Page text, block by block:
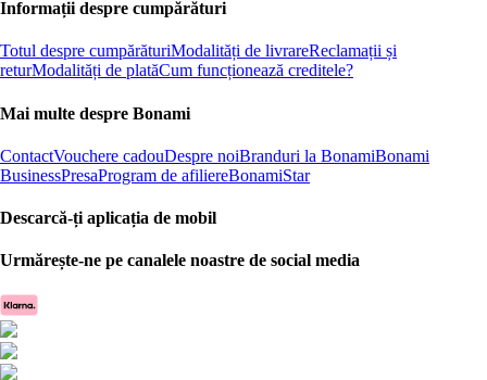
Informații despre cumpărături
Totul despre cumpărăturiModalități de livrareReclamații și
returModalități de platăCum funcționează creditele?
Mai multe despre Bonami
ContactVouchere cadouDespre noiBranduri la BonamiBonami
BusinessPresaProgram de afiliereBonamiStar
Descarcă-ți aplicația de mobil
Urmărește-ne pe canalele noastre de social media